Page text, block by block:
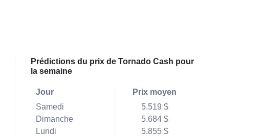
Prédictions du prix de Tornado Cash pour
la semaine
Jour
Samedi
Dimanche
Lundi
Prix moyen
5.519 $
5.684 $
5.855 $